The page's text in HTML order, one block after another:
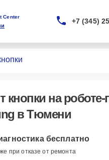
Center
+7 (345)
кнопки на
в Тюмени
бесплатно
при отказе от ремонта